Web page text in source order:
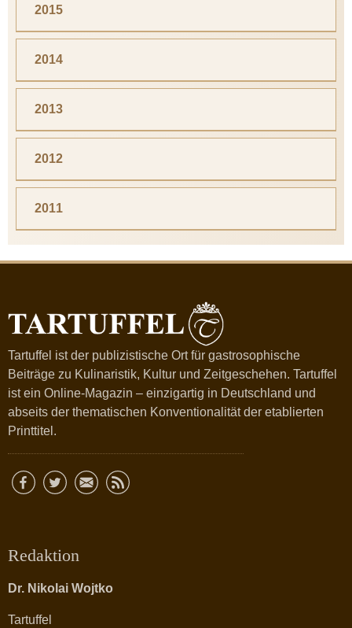
2015
2014
2013
2012
2011
Tartuffel ist der publizistische Ort für gastrosophische
Beiträge zu Kulinaristik, Kultur und Zeitgeschehen. Tartuffel
ist ein Online-Magazin – einzigartig in Deutschland und
abseits der thematischen Konventionalität der etablierten
Printtitel.
Redaktion
Dr. Nikolai Wojtko
Tartuffel